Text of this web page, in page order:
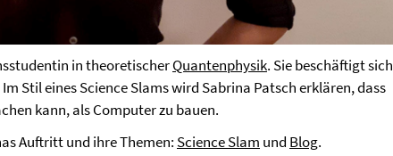
in theoretischerQuantenphysik. Sie beschäftigt sich
Im Stil eines Science Slams wird Sabrina Patsch erklären, dass
kann, als Computer zu bauen.
Auftritt und ihre Themen: Science Slam und Blog.